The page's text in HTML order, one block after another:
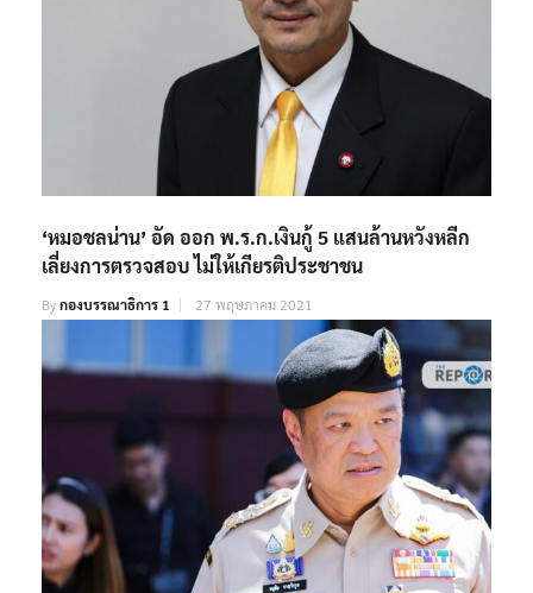
‘หมอชลน่าน’ อัด ออก พ.ร.ก.เงินกู้ 5 แสนล้านหวังหลีก
เลี่ยงการตรวจสอบ ไม่ให้เกียรติประชาชน
Byกองบรรณาธิการ 1 27 พฤษภาคม 2021